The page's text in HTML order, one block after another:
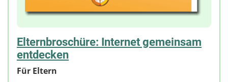
Elternbroschüre: Internet gemeinsam
entdecken
Für Eltern